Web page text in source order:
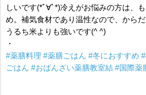
しいです(*ﾟ∀ﾟ*)冷えがお悩みの方は、
め。補気食材であり温性なので、から
うるち米よりも強いです(^ ^)
・
#薬膳料理 #薬膳ごはん #冬におすすめ
ごはん #おばんざい薬膳教室結 #国際薬